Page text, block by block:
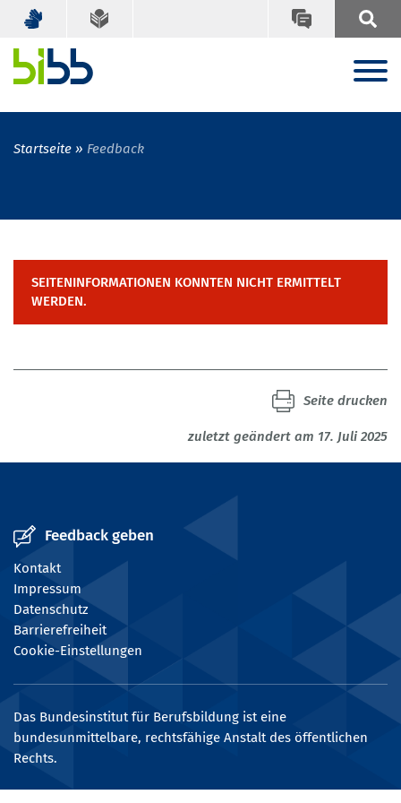
Startseite Feedback
SEITENINFORMATIONEN KONNTEN NICHT ERMITTELT
WERDEN.
zuletzt geändert am 17. Juli 2025
Seite drucken
Feedback geben
Kontakt
Impressum
Datenschutz
Barrierefreiheit
Cookie-Einstellungen
Das Bundesinstitut für Berufsbildung ist eine
bundesunmittelbare, rechtsfähige Anstalt des öffentlichen
Rechts.